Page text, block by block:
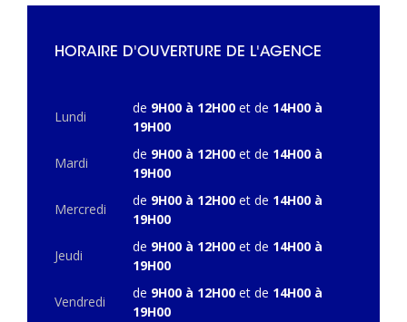
HORAIRE D'OUVERTURE DE L'AGENCE
Lundi
de 9H00 à 12H00 et de 14H00 à
19H00
Mardi
de 9H00 à 12H00 et de 14H00 à
19H00
Mercredi
de 9H00 à 12H00 et de 14H00 à
19H00
Jeudi
de 9H00 à 12H00 et de 14H00 à
19H00
Vendredi
de 9H00 à 12H00 et de 14H00 à
19H00